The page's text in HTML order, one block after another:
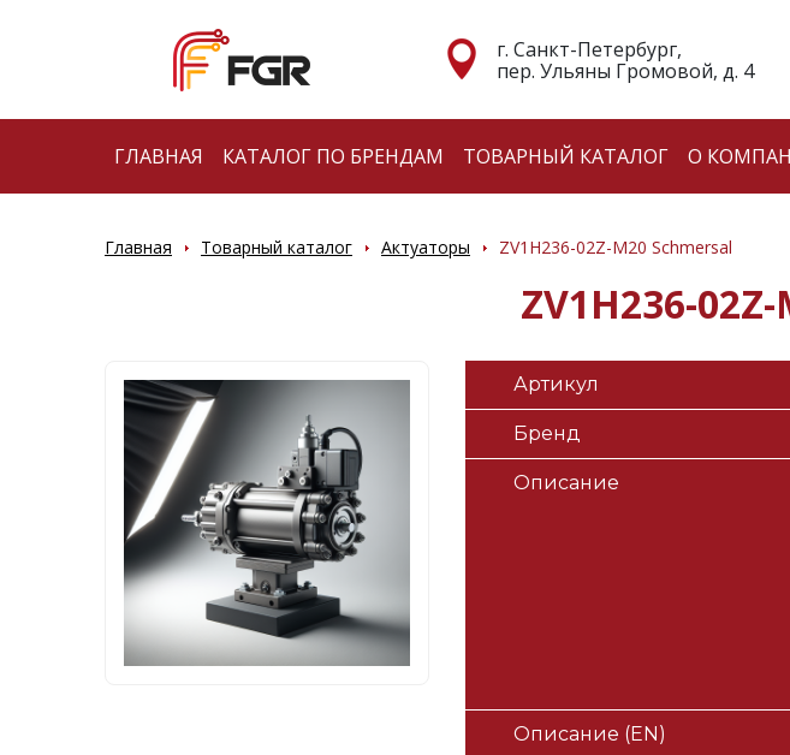
г. Санкт-Петербург,
пер. Ульяны Громовой, д. 4
ГЛАВНАЯ КАТАЛОГ ПО БРЕНДАМ ТОВАРНЫЙ КАТАЛОГ О
Главная Товарный каталог Актуаторы ZV1H236-02Z-M20 Schmersal
ZV1H236-02Z-
Артикул
Бренд
Описание
Описание (EN)